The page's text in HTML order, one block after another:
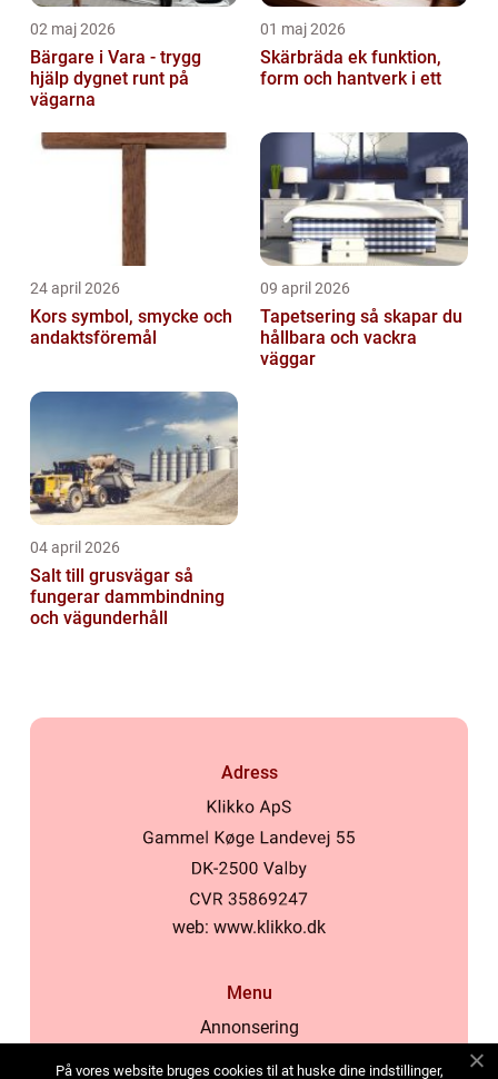
02 maj 2026
Bärgare i Vara - trygg
hjälp dygnet runt på
vägarna
01 maj 2026
Skärbräda ek funktion,
form och hantverk i ett
24 april 2026
Kors symbol, smycke och
andaktsföremål
09 april 2026
Tapetsering så skapar du
hållbara och vackra
väggar
04 april 2026
Salt till grusvägar så
fungerar dammbindning
och vägunderhåll
Adress
web: www.klikko.dk
Menu
Annonsering
På vores website bruges cookies til at huske dine indstillinger,